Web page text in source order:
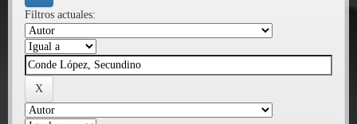
Filtros actuales: